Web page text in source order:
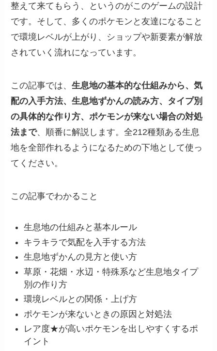
整えて来てもらう、というのがこのゲームの設計
です。そして、多くのポケモンと友達になること
で環境レベルが上がり、ショップや新要素が解放
されていく流れになっています。
この記事では、生息地の基本的な仕組みから、気
配の入手方法、生息地ずかんの読み方、タイプ別
の具体的な作り方、ポケモンが来ない場合の対処
法まで、順番に解説します。全212種類ある生息
地を全部作れるようになるための下地として使っ
てください。
この記事でわかること
生息地の仕組みと基本ルール
キラキラで気配を入手する方法
生息地ずかんの見方と使い方
草原・花畑・水辺・特殊系など生息地タイプ
別の作り方
環境レベルとの関係・上げ方
ポケモンが来ないときの原因と対処法
レア度★が高いポケモンを出しやすくするポ
イント